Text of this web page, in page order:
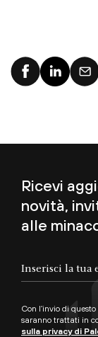
Ricevi
novità,
alle
Con l’invio di
saranno trattati in
sulla privacy di